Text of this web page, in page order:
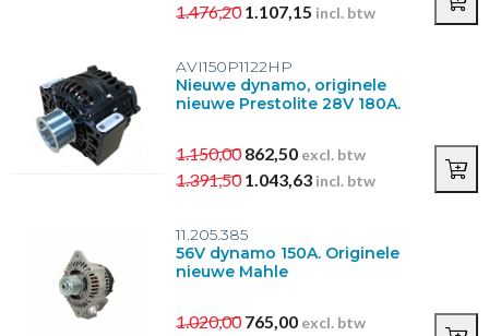
Caterpillar(2)
Cummins (2)
DAF(3)
Demag(1)
Bevestigingsgaten dynamo
(24)
1.476,201.107,15 incl. btw
AVI150P1122HP
Nieuwe dynamo, originele
nieuwe Prestolite 28V 180A.
1.150,00862,50 excl. btw
1.391,501.043,63 incl. btw
11.205.385
56V dynamo 150A. Originele
nieuwe Mahle
1.020,00765,00 excl. btw